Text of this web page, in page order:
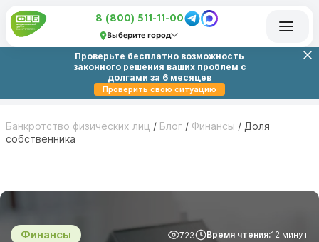
8 (800) 511-11-00
Выберите город
Проверьте бесплатно возможность
законного решения ваших проблем с
долгами за 6 месяцев
Проверить свою ситуацию
Банкротство физических лиц / Блог / Финансы / Доля
собственника
Финансы 723 Время чтения:12 минут